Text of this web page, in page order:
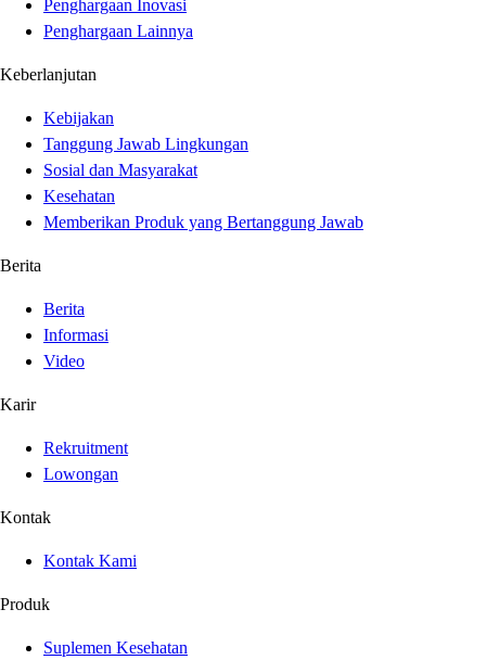
Penghargaan Inovasi
Penghargaan Lainnya
Keberlanjutan
Kebijakan
Tanggung Jawab Lingkungan
Sosial dan Masyarakat
Kesehatan
Memberikan Produk yang Bertanggung Jawab
Berita
Berita
Informasi
Video
Karir
Rekruitment
Lowongan
Kontak
Kontak Kami
Produk
Suplemen Kesehatan